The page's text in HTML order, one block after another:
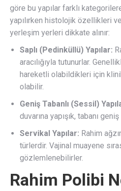
göre bu yapılar farklı
yapılırken histolojik özellikleri
yerleşim yerleri dikkate alınır:
Saplı (Pedinküllü) Yapılar:
aracılığıyla tutunurlar.
hareketli olabildikleri için
olabilir.
Geniş Tabanlı (Sessil)
duvarına yapışık, tabanı
Servikal Yapılar: Rahim
türlerdir. Vajinal muayene
gözlemlenebilirler.
Rahim Polibi